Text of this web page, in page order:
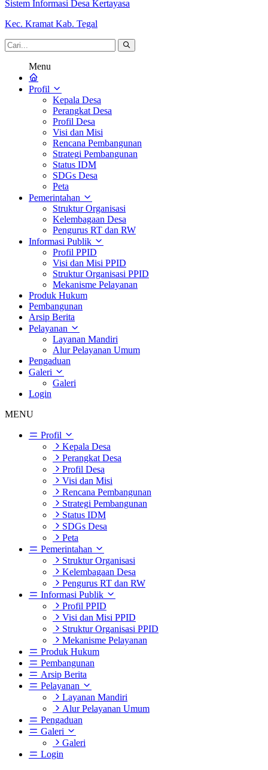
Sistem Informasi Desa Kertayasa
Kec. Kramat Kab. Tegal
Menu
Profil
Kepala Desa
Perangkat Desa
Profil Desa
Visi dan Misi
Rencana Pembangunan
Strategi Pembangunan
Status IDM
SDGs Desa
Peta
Pemerintahan
Struktur Organisasi
Kelembagaan Desa
Pengurus RT dan RW
Informasi Publik
Profil PPID
Visi dan Misi PPID
Struktur Organisasi PPID
Mekanisme Pelayanan
Produk Hukum
Pembangunan
Arsip Berita
Pelayanan
Layanan Mandiri
Alur Pelayanan Umum
Pengaduan
Galeri
Galeri
Login
MENU
Profil
Kepala Desa
Perangkat Desa
Profil Desa
Visi dan Misi
Rencana Pembangunan
Strategi Pembangunan
Status IDM
SDGs Desa
Peta
Pemerintahan
Struktur Organisasi
Kelembagaan Desa
Pengurus RT dan RW
Informasi Publik
Profil PPID
Visi dan Misi PPID
Struktur Organisasi PPID
Mekanisme Pelayanan
Produk Hukum
Pembangunan
Arsip Berita
Pelayanan
Layanan Mandiri
Alur Pelayanan Umum
Pengaduan
Galeri
Galeri
Login